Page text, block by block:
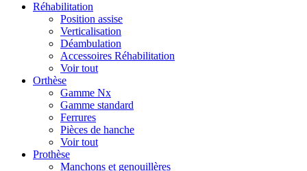
Réhabilitation
Position assise
Verticalisation
Déambulation
Accessoires Réhabilitation
Voir tout
Orthèse
Gamme Nx
Gamme standard
Ferrures
Pièces de hanche
Voir tout
Prothèse
Manchons et genouillères